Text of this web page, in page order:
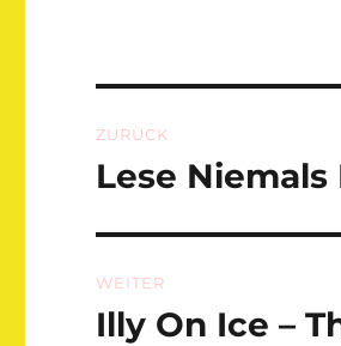
ZURÜCK
Vorheriger
Lese Niemals
WEITER
Nächster
Illy On Ice –